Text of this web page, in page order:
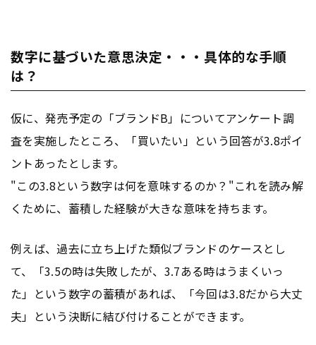
数字に基づいた意思決定・・・具体的な手順
は？
仮に、発売予定の「ブランドB」についてアンケート調
査を実施したところ、「買いたい」という回答が3.8ポイ
ントあったとします。
"この3.8という数字は何を意味するのか？"これを読み解
くために、蓄積した経験が大きな意味を持ちます。
例えば、過去に立ち上げた類似ブランドのケースとし
て、「3.5の時は失敗したが、3.7ある時はうまくいっ
た」という数字の蓄積があれば、「今回は3.8だから大丈
夫」という決断に結び付けることができます。